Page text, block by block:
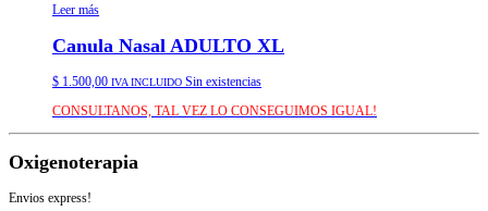
Leer más
Canula Nasal ADULTO XL
$ 1.500,00 IVA INCLUIDO Sin existencias
CONSULTANOS, TAL VEZ LO CONSEGUIMOS IGUAL!
Oxigenoterapia
Envios express!